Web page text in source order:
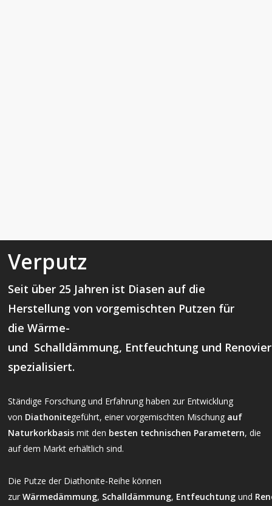
Verputz
Seit über 25 Jahren ist Diasen auf die
Herstellung von vorgemischten Putzen für
dieWärme-
und Schalldämmung, Entfeuchtung und
spezialisiert.
Ständige Forschung und Erfahrung haben zur Entwicklung
von Diathonitegeführt, einer vorgemischten Mischung auf
Naturkorkbasis mit den besten technischen Parametern, die
auf dem Markt erhältlich sind.
Die Putze der Diathonite-Reihe können
zurWärmedämmung, Schalldämmung, Entfeuchtung und